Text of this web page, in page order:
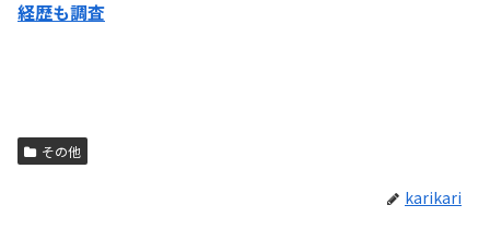
経歴も調査
その他
karikari